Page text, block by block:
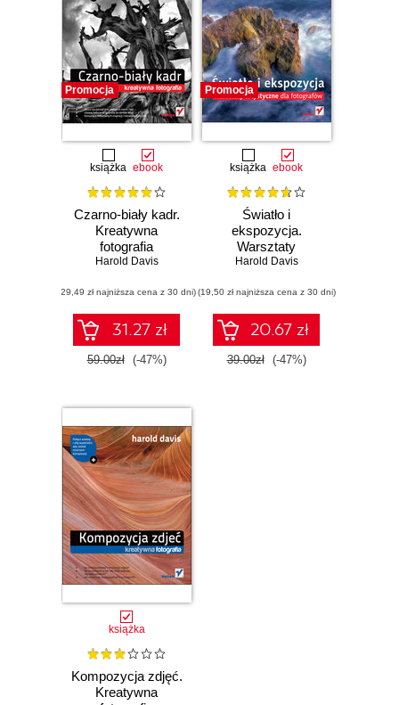
Promocja
książka ebook
Czarno-biały kadr.
Kreatywna
fotografia
Harold Davis
(29,49 zł najniższa cena z 30 dni)
31.27 zł
59.00zł (-47%)
Promocja
książka ebook
Światło i
ekspozycja.
Warsztaty
artystyczne dla
Harold Davis
(19,50 zł najniższa cena z 30 dni)
20.67 zł
39.00zł (-47%)
książka
Kompozycja zdjęć.
Kreatywna